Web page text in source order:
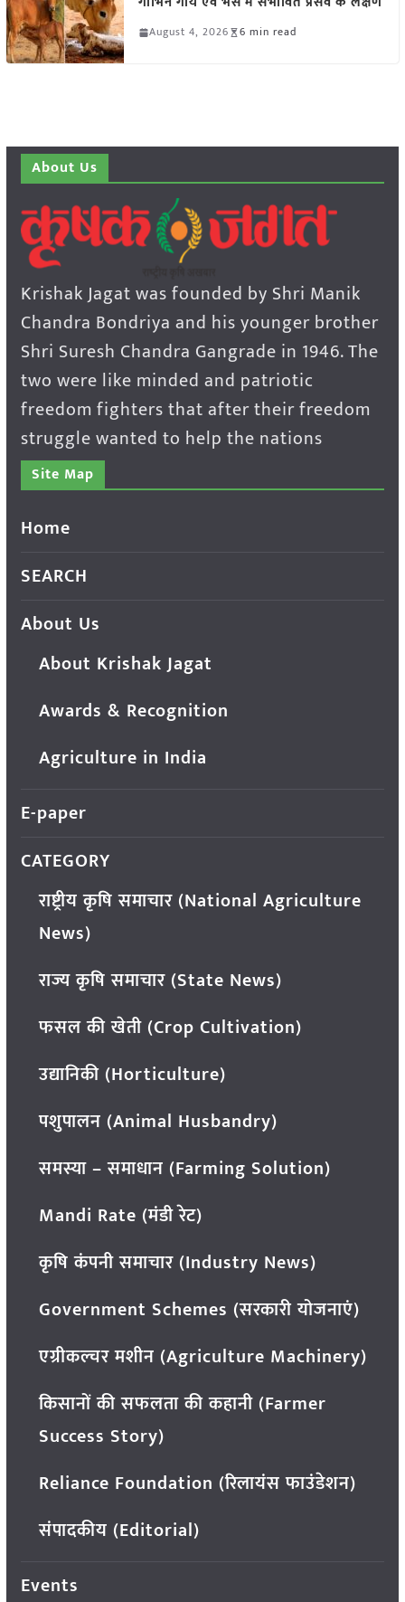
August 4, 2026 6 min read
About Us
Krishak Jagat was founded by Shri Manik
Chandra Bondriya and his younger brother
Shri Suresh Chandra Gangrade in 1946. The
two were like minded and patriotic
freedom fighters that after their freedom
struggle wanted to help the nations
Site Map
Home
SEARCH
About Us
About Krishak Jagat
Awards & Recognition
Agriculture in India
E-paper
CATEGORY
राष्ट्रीय कृषि समाचार (National Agriculture
News)
राज्य कृषि समाचार (State News)
फसल की खेती (Crop Cultivation)
उद्यानिकी (Horticulture)
पशुपालन (Animal Husbandry)
समस्या – समाधान (Farming Solution)
Mandi Rate (मंडी रेट)
कृषि कंपनी समाचार (Industry News)
Government Schemes (सरकारी योजनाएं)
एग्रीकल्चर मशीन (Agriculture Machinery)
किसानों की सफलता की कहानी (Farmer
Success Story)
Reliance Foundation (रिलायंस फाउंडेशन)
संपादकीय (Editorial)
Events